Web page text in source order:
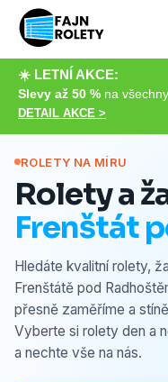
☀️ LETNÍ AKCE:
Slevy až 50 % na
DETAIL AKCE >
ROLETY NA MÍRU
Rolety a
Frenštát
Hledáte kvalitní rolety,
Frenštátě pod
přesně zaměříme a
Vyberte si rolety den a
a nechte vše na nás.